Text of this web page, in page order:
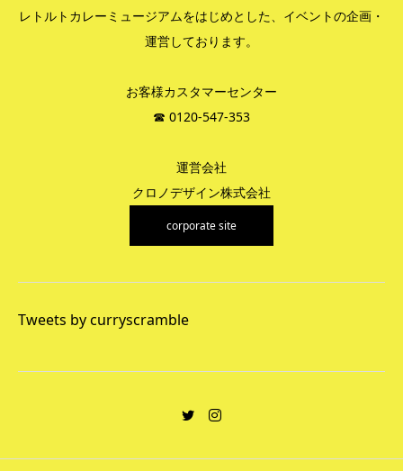
レトルトカレーミュージアムをはじめとした、イベントの企画・
運営しております。
お客様カスタマーセンター
☎︎ 0120-547-353
運営会社
クロノデザイン株式会社
corporate site
Tweets by curryscramble